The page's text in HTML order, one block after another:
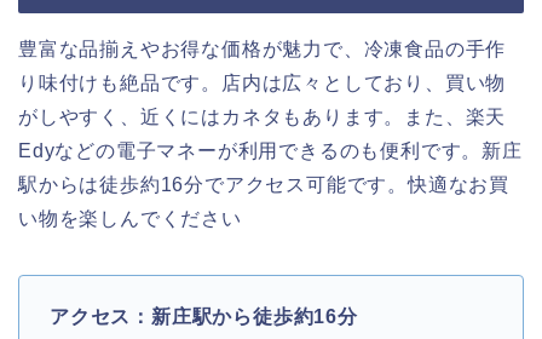
豊富な品揃えやお得な価格が魅力で、冷凍食品の手作
り味付けも絶品です。店内は広々としており、買い物
がしやすく、近くにはカネタもあります。また、楽天
Edyなどの電子マネーが利用できるのも便利です。新庄
駅からは徒歩約16分でアクセス可能です。快適なお買
い物を楽しんでください
アクセス：新庄駅から徒歩約16分